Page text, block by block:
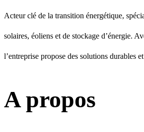
Acteur clé de la transition énergétique,
solaires, éoliens et de stockage d’énergie.
l’entreprise propose des solutions durables
A propos